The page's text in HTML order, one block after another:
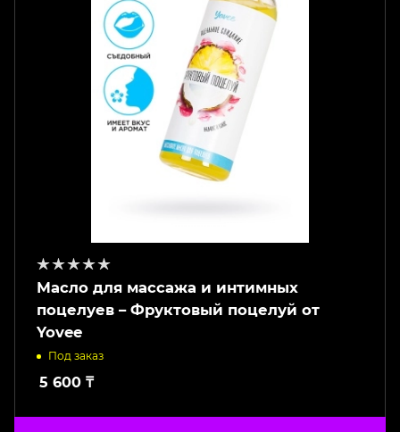
Масло для массажа и интимных
поцелуев – Фруктовый поцелуй от
Yovee
Под заказ
5 600 ₸